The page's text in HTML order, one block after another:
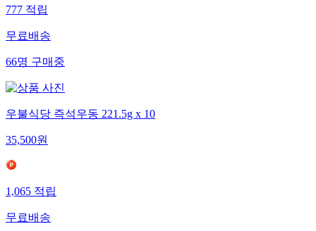
777적립
무료배송
66명구매중
우불식당 즉석우동 221.5g x 10
35,500원
1,065적립
무료배송